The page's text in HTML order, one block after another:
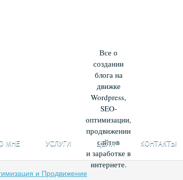
Все о
создании
блога на
движке
Wordpress,
SEO-
оптимизации,
продвижении
сайтов
и заработке в
интернете.
МНЕ УСЛУГИ ЦЕЛИ КОНТАКТЫ
и Продвижение